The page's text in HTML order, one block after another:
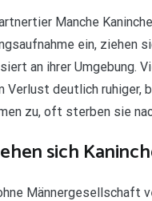
Manche
ein, ziehen
an ihrer Umgebung.
Verlust deutlich ruhiger,
zu, oft sterben sie
sich
Männergesellschaft